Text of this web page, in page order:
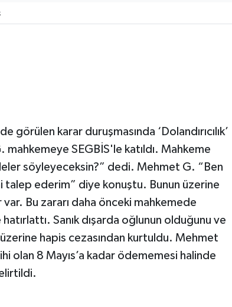
görülen karar duruşmasında ‘Dolandırıcılık’
SEGBİS'le katıldı. Mahkeme
söyleyeceksin?” dedi. Mehmet G. “Ben
talep ederim” diye konuştu. Bunun üzerine
Bu zararı daha önceki mahkemede
Sanık dışarda oğlunun olduğunu ve
hapis cezasından kurtuldu. Mehmet
olan 8 Mayıs’a kadar ödememesi halinde